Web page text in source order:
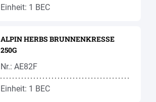
Einheit: 1 BEC
ALPIN HERBS BRUNNENKRESSE
250G
Nr.: AE82F
Einheit: 1 BEC